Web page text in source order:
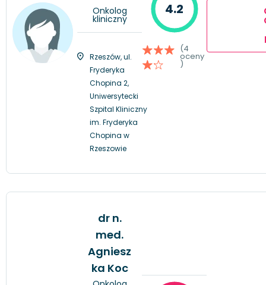
Onkolog
kliniczny
Rzeszów, ul.
Fryderyka
Chopina 2,
Uniwersytecki
Szpital Kliniczny
im. Fryderyka
Chopina w
Rzeszowie
4.2
(4
oceny
)
dr n.
med.
Agniesz
ka Koc